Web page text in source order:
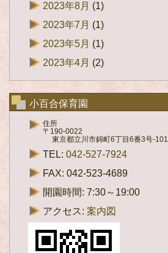
2023年8月 (1)
2023年7月 (1)
2023年5月 (1)
2023年4月 (2)
小百合保育園
住所
〒190-0022
東京都立川市錦町6丁目6番3号-101
TEL: 042-527-7924
FAX: 042-523-4689
開園時間: 7:30～19:00
アクセス: 案内図